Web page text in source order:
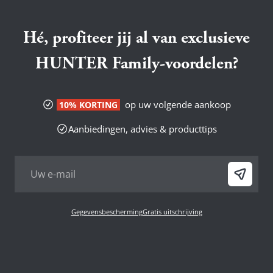
Hé, profiteer jij al van exclusieve
HUNTER Family-voordelen?
10% KORTING
op uw volgende aankoop
Aanbiedingen, advies & producttips
GegevensbeschermingGratis uitschrijving